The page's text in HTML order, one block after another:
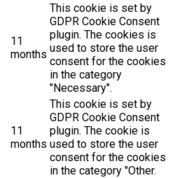
11
months
This cookie is set by
GDPR Cookie Consent
plugin. The cookies is
used to store the user
consent for the cookies
in the category
"Necessary".
11
months
This cookie is set by
GDPR Cookie Consent
plugin. The cookie is
used to store the user
consent for the cookies
in the category "Other.